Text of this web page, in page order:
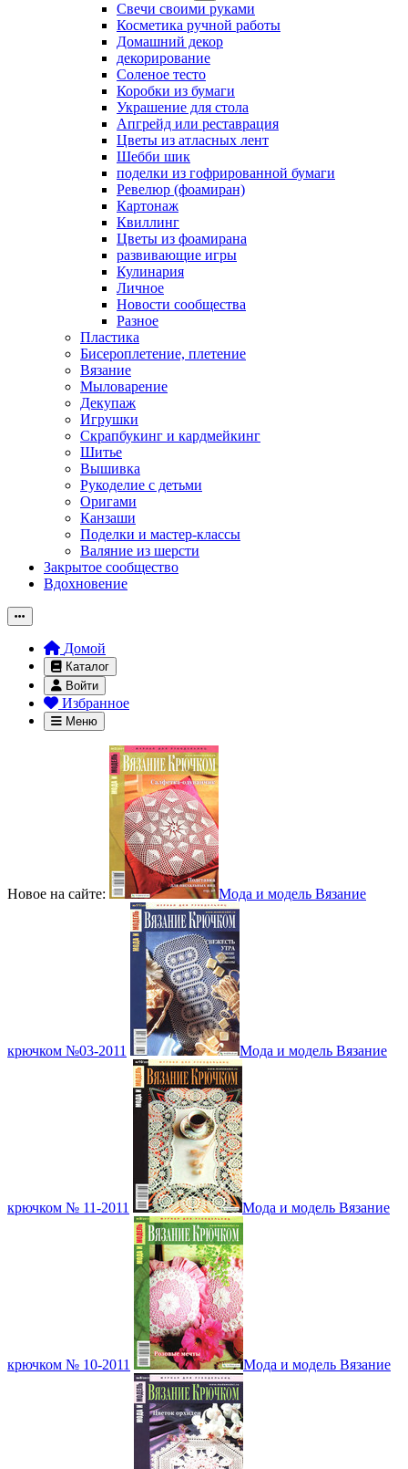
Свечи своими руками
Косметика ручной работы
Домашний декор
декорирование
Соленое тесто
Коробки из бумаги
Украшение для стола
Апгрейд или реставрация
Цветы из атласных лент
Шебби шик
поделки из гофрированной бумаги
Ревелюр (фоамиран)
Картонаж
Квиллинг
Цветы из фоамирана
развивающие игры
Кулинария
Личное
Новости сообщества
Разное
Пластика
Бисероплетение, плетение
Вязание
Мыловарение
Декупаж
Игрушки
Скрапбукинг и кардмейкинг
Шитье
Вышивка
Рукоделие с детьми
Оригами
Канзаши
Поделки и мастер-классы
Валяние из шерсти
Закрытое сообщество
Вдохновение
Домой
Каталог
Войти
Избранное
Меню
Новое на сайте: Мода и модель Вязание
крючком №03-2011 Мода и модель Вязание
крючком № 11-2011 Мода и модель Вязание
крючком № 10-2011 Мода и модель Вязание